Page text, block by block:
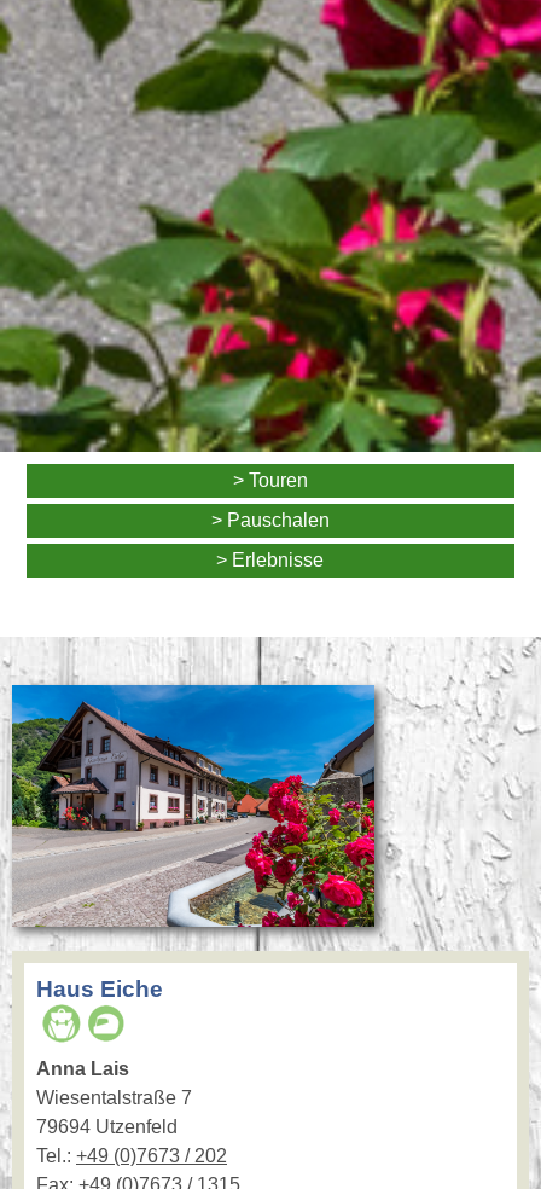
> Touren
> Pauschalen
> Erlebnisse
Haus Eiche
Anna Lais
Wiesentalstraße 7
79694 Utzenfeld
Tel.: +49 (0)7673 / 202
Fax: +49 (0)7673 / 1315